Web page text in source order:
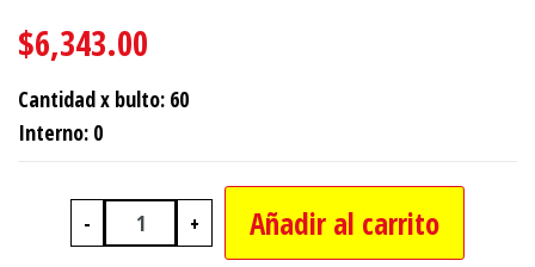
$6,343.00
Cantidad x bulto: 60
Interno: 0
-
RAMO DE FLORES BOUQUET
+ Añadir al carrito